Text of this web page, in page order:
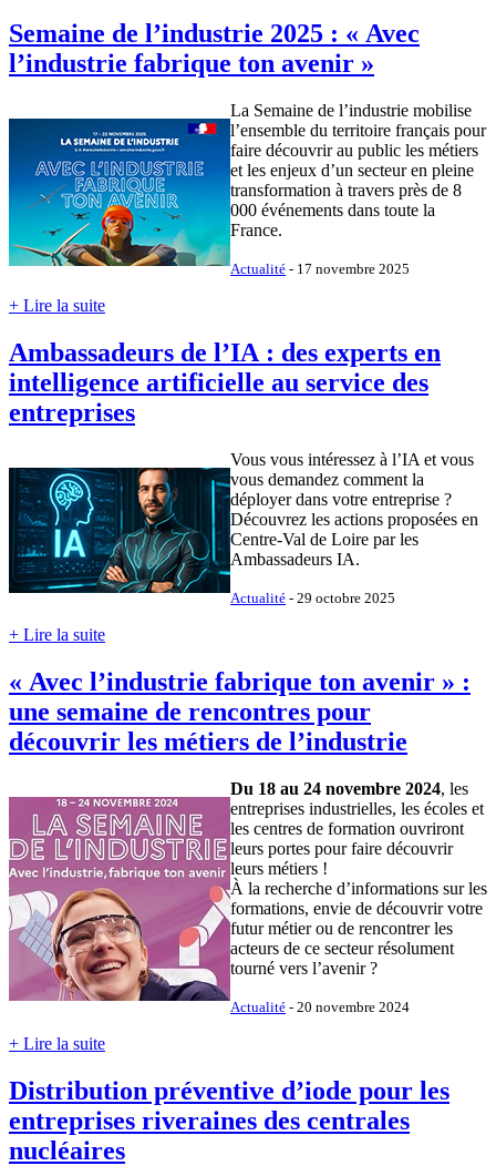
Semaine de l’industrie 2025 : « Avec
l’industrie fabrique ton avenir »
La Semaine de l’industrie mobilise
l’ensemble du territoire français pour
faire découvrir au public les métiers
et les enjeux d’un secteur en pleine
transformation à travers près de 8
000 événements dans toute la
France.
Actualité - 17 novembre 2025
+ Lire la suite
Ambassadeurs de l’IA : des experts en
intelligence artificielle au service des
entreprises
Vous vous intéressez à l’IA et vous
vous demandez comment la
déployer dans votre entreprise ?
Découvrez les actions proposées en
Centre-Val de Loire par les
Ambassadeurs IA.
Actualité - 29 octobre 2025
+ Lire la suite
« Avec l’industrie fabrique ton avenir » :
une semaine de rencontres pour
découvrir les métiers de l’industrie
Du 18 au 24 novembre 2024, les
entreprises industrielles, les écoles et
les centres de formation ouvriront
leurs portes pour faire découvrir
leurs métiers !
À la recherche d’informations sur les
formations, envie de découvrir votre
futur métier ou de rencontrer les
acteurs de ce secteur résolument
tourné vers l’avenir ?
Actualité - 20 novembre 2024
+ Lire la suite
Distribution préventive d’iode pour les
entreprises riveraines des centrales
nucléaires